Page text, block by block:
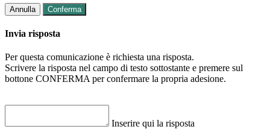
Annulla Conferma
Invia risposta
Per questa comunicazione è richiesta una risposta.
Scrivere la risposta nel campo di testo sottostante e premere sul
bottone CONFERMA per confermare la propria adesione.
Inserire qui la risposta